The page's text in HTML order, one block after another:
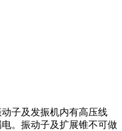
子及发振机内有高压线
。振动子及扩展锥不可做